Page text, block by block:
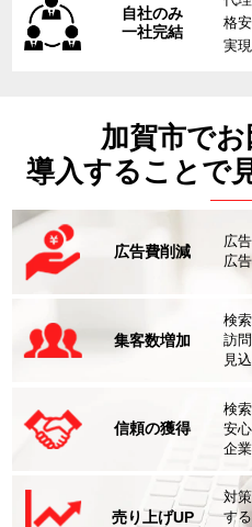
自社のみ
一社完結
格
実
加賀市で
導入することで
広告費削減
広
広
集客数増加
検
訪
見
信頼の獲得
検
安
企
売り上げUP
対
す